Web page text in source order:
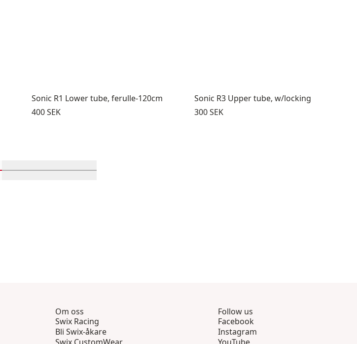
Sonic R1 Lower tube, ferulle-120cm
Pris:
400 SEK
Sonic R3 Upper tube, w/locking
Pris:
300 SEK
Om oss
Swix Racing
Bli Swix-åkare
Follow us
Facebook
Instagram